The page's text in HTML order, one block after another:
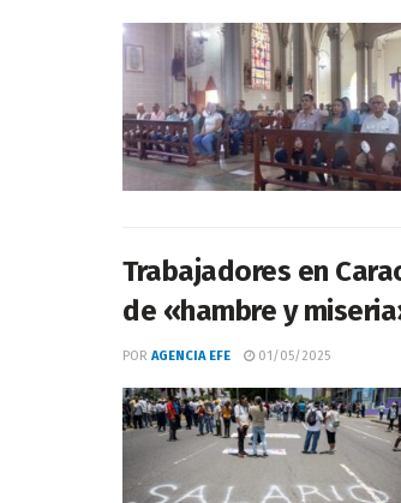
Trabajadores en
de «hambre y
POR AGENCIA EFE 01/05/2025